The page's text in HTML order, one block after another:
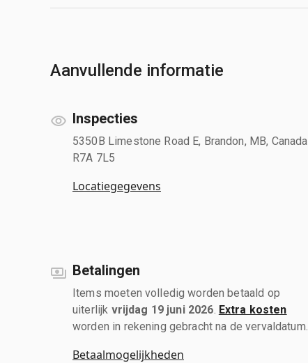
Aanvullende informatie
Inspecties
5350B Limestone Road E, Brandon, MB, Canada
R7A 7L5
Locatiegegevens
Betalingen
Items moeten volledig worden betaald op
uiterlijk vrijdag 19 juni 2026 Extra kosten
worden in rekening gebracht na de vervaldatum.
Betaalmogelijkheden